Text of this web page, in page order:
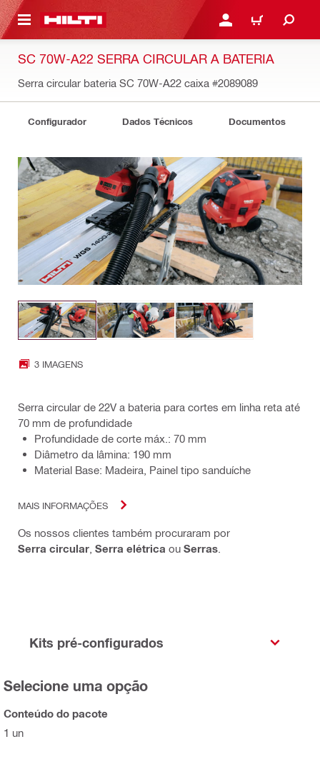
PRINCIPAL ENTRAR OU CADASTRAR
CARRINHO
SC 70W-A22 SERRA CIRCULAR A BATERIA
Serra circular bateria SC 70W-A22 caixa #2089089
Configurador Dados Técnicos Documentos
3 IMAGENS
Serra circular de 22V a bateria para cortes em linha reta até
70 mm de profundidade
Profundidade de corte máx.: 70 mm
Diâmetro da lâmina: 190 mm
Material Base: Madeira, Painel tipo sanduíche
MAIS INFORMAÇÕES
Os nossos clientes também procuraram por
Serra circular Serra elétrica ou Serras
Kits pré-configurados
Selecione uma opção
Conteúdo do pacote
1 un